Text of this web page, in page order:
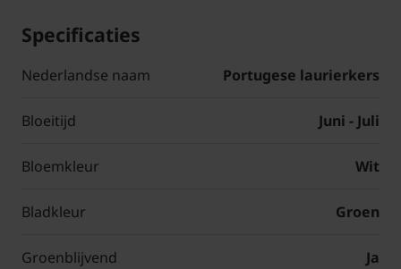
Specificaties
Nederlandse naam Portugese laurierkers
Bloeitijd Juni - Juli
Bloemkleur Wit
Bladkleur Groen
Groenblijvend Ja